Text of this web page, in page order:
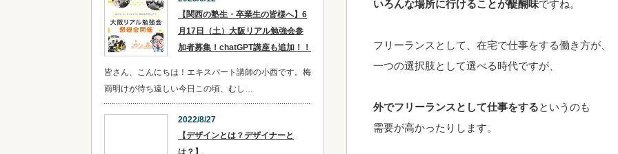
いろんな場所に行けることが醍醐味ですね。
フリーランスとして、在宅で仕事をする働き方が、
一つの選択肢として選べる時代ですが、
外でフリーランスとして仕事をするというのも
需要が高かったりします。
【関西の塾生・卒業生の皆様へ】6
月17日（土）大阪リアル勉強会参
加者募集！chatGPT講座も追加！！
皆さん、こんにちは！エキスパート講師の小西です。梅
雨明けが待ち遠しい今日この頃、むし…
2022/8/27
【デザインとは？デザイナーと
は？】